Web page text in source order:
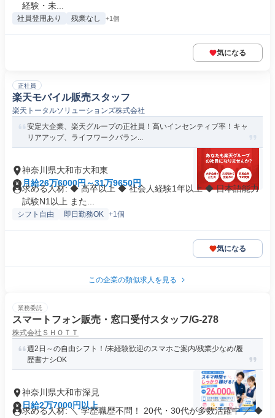
経験・未...
社員登用あり 残業なし +1個
気になる
正社員
楽天モバイル販売スタッフ
楽天トータルソリューションズ株式会社
安定大企業、楽天グループの正社員！高いインセンティブ率！キャ
リアアップ、ライフワークバラン...
神奈川県大和市大和東
月給26万6000円～31万9650円
求める人材: ◆ 高卒以上 ◆ 社会人経験1年以上 ◆ 日本語能力
試験N1以上 また...
シフト自由 即日勤務OK +1個
気になる
この企業の類似求人を見る
業務委託
スマートフォン販売・窓口受付スタッフ/G-278
株式会社ＳＨＯＴＴ
週2日～の自由シフト！/未経験歓迎のスマホご案内/残業少なめ/履
歴書ナシOK
神奈川県大和市深見
日給2万7000円以上
求める人材: ＼ 学歴職歴不問！ 20代・30代が多数活躍中 ／ ◆